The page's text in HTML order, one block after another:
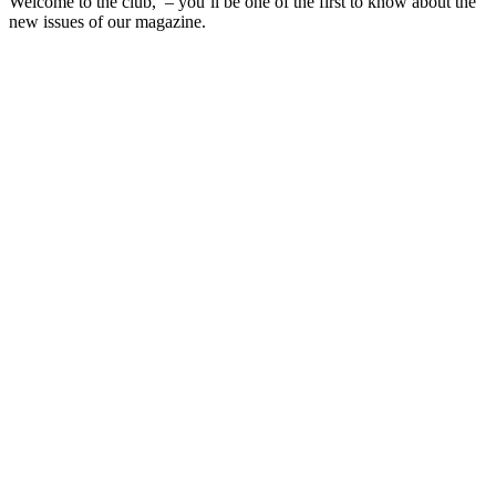
new issues of our magazine.